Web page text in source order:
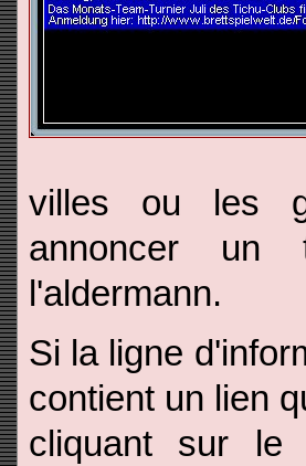
villes ou les
annoncer un
l'aldermann.
Si la ligne
contient un lien
cliquant sur le